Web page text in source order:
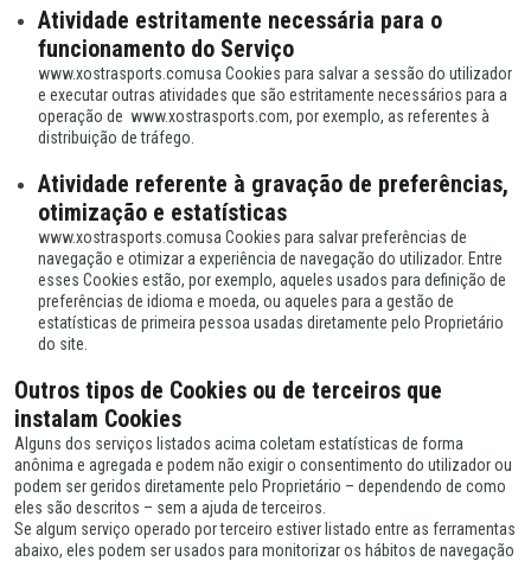
Atividade estritamente necessária para o
funcionamento do Serviço
www.xostrasports.comusa Cookies para salvar a sessão do utilizador
e executar outras atividades que são estritamente necessários para a
operação de www.xostrasports.com, por exemplo, as referentes à
distribuição de tráfego.
Atividade referente à gravação de preferências,
otimização e estatísticas
www.xostrasports.comusa Cookies para salvar preferências de
navegação e otimizar a experiência de navegação do utilizador. Entre
esses Cookies estão, por exemplo, aqueles usados para definição de
preferências de idioma e moeda, ou aqueles para a gestão de
estatísticas de primeira pessoa usadas diretamente pelo Proprietário
do site.
Outros tipos de Cookies ou de terceiros que
instalam Cookies
Alguns dos serviços listados acima coletam estatísticas de forma
anônima e agregada e podem não exigir o consentimento do utilizador ou
podem ser geridos diretamente pelo Proprietário – dependendo de como
eles são descritos – sem a ajuda de terceiros.
Se algum serviço operado por terceiro estiver listado entre as ferramentas
abaixo, eles podem ser usados para monitorizar os hábitos de navegação